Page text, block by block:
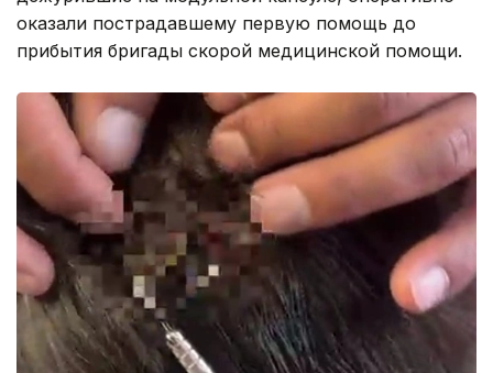
оказали пострадавшему первую помощь до
прибытия бригады скорой медицинской помощи.